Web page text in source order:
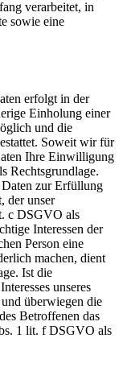
verarbeitet, in
sowie eine
erfolgt in der
Einholung einer
und die
Soweit wir für
Ihre Einwilligung
Rechtsgrundlage.
Daten zur Erfüllung
der unser
c DSGVO als
Interessen der
Person eine
machen, dient
Ist die
unseres
überwiegen die
Betroffenen das
1 lit. f DSGVO als